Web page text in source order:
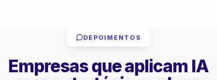
DEPOIMENTOS
Empresas que aplicam IA